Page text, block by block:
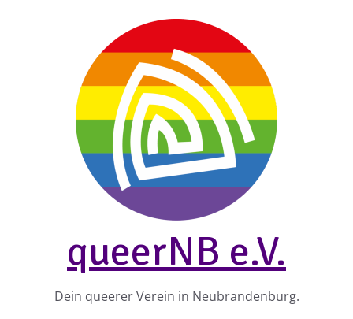
queerNB e.V.
Dein queerer Verein in Neubrandenburg.